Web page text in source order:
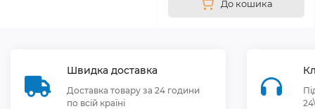
До кошика
Швидка доставка
Доставка товару за 24 години
по всій країні